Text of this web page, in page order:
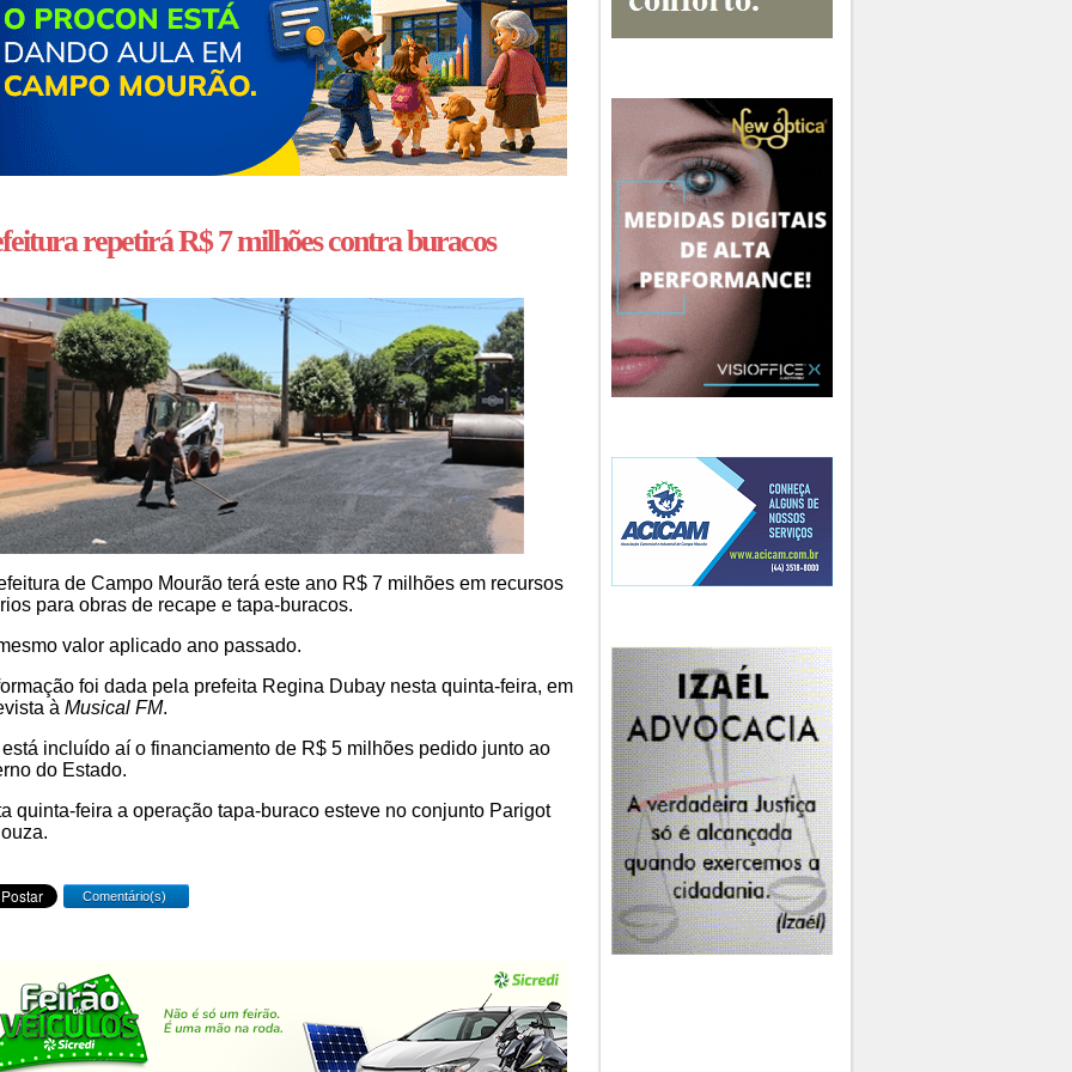
repetirá R$ 7 milhões contra buracos
de Campo Mourão terá este ano R$ 7 milhões em recursos
para obras de recape e tapa-buracos.
valor aplicado ano passado.
foi dada pela prefeita Regina Dubay nesta quinta-feira, em
à Musical FM.
incluído aí o financiamento de R$ 5 milhões pedido junto ao
do Estado.
quinta-feira a operação tapa-buraco esteve no conjunto Parigot
Comentário(s)